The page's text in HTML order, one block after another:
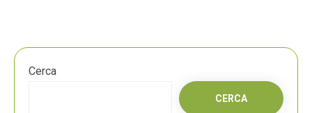
Cerca
CERCA